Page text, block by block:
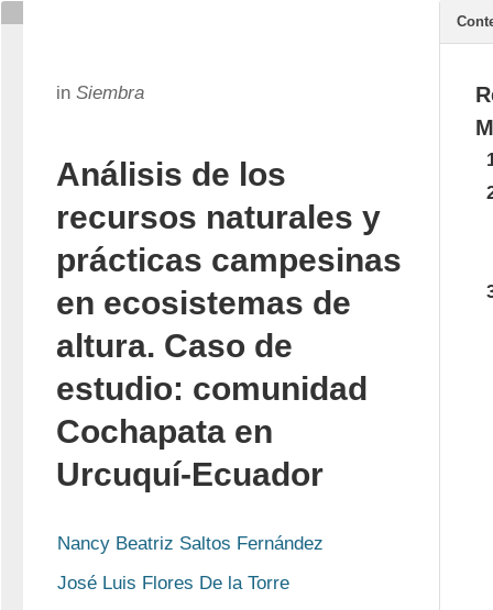
in Siembra
Análisis de los
recursos naturales y
prácticas campesinas
en ecosistemas de
altura. Caso de
estudio: comunidad
Cochapata en
Urcuquí-Ecuador
Nancy Beatriz Saltos Fernández
José Luis Flores De la Torre